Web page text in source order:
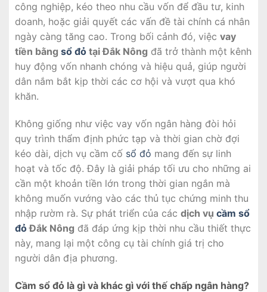
công nghiệp, kéo theo nhu cầu vốn để đầu tư, kinh
doanh, hoặc giải quyết các vấn đề tài chính cá nhân
ngày càng tăng cao. Trong bối cảnh đó, việc vay
tiền bằng sổ đỏ tại Đắk Nông đã trở thành một kênh
huy động vốn nhanh chóng và hiệu quả, giúp người
dân nắm bắt kịp thời các cơ hội và vượt qua khó
khăn.
Không giống như việc vay vốn ngân hàng đòi hỏi
quy trình thẩm định phức tạp và thời gian chờ đợi
kéo dài, dịch vụ cầm cố sổ đỏ mang đến sự linh
hoạt và tốc độ. Đây là giải pháp tối ưu cho những ai
cần một khoản tiền lớn trong thời gian ngắn mà
không muốn vướng vào các thủ tục chứng minh thu
nhập rườm rà. Sự phát triển của các dịch vụ cầm sổ
đỏĐắk Nông đã đáp ứng kịp thời nhu cầu thiết thực
này, mang lại một công cụ tài chính giá trị cho
người dân địa phương.
Cầm sổ đỏ là gì và khác gì với thế chấp ngân hàng?